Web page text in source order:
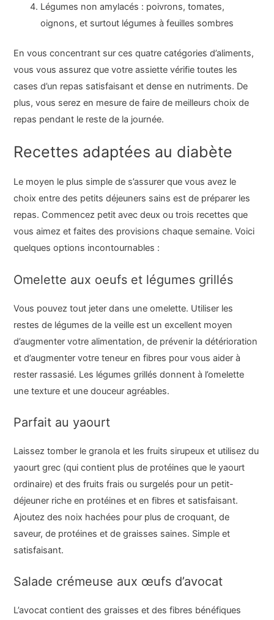
Légumes non amylacés : poivrons, tomates,
oignons, et surtout légumes à feuilles sombres
En vous concentrant sur ces quatre catégories d’aliments,
vous vous assurez que votre assiette vérifie toutes les
cases d’un repas satisfaisant et dense en nutriments. De
plus, vous serez en mesure de faire de meilleurs choix de
repas pendant le reste de la journée.
Recettes adaptées au diabète
Le moyen le plus simple de s’assurer que vous avez le
choix entre des petits déjeuners sains est de préparer les
repas. Commencez petit avec deux ou trois recettes que
vous aimez et faites des provisions chaque semaine. Voici
quelques options incontournables :
Omelette aux oeufs et légumes grillés
Vous pouvez tout jeter dans une omelette. Utiliser les
restes de légumes de la veille est un excellent moyen
d’augmenter votre alimentation, de prévenir la détérioration
et d’augmenter votre teneur en fibres pour vous aider à
rester rassasié. Les légumes grillés donnent à l’omelette
une texture et une douceur agréables.
Parfait au yaourt
Laissez tomber le granola et les fruits sirupeux et utilisez du
yaourt grec (qui contient plus de protéines que le yaourt
ordinaire) et des fruits frais ou surgelés pour un petit-
déjeuner riche en protéines et en fibres et satisfaisant.
Ajoutez des noix hachées pour plus de croquant, de
saveur, de protéines et de graisses saines. Simple et
satisfaisant.
Salade crémeuse aux œufs d’avocat
L’avocat contient des graisses et des fibres bénéfiques